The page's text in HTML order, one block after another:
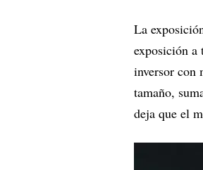
La
exposición a
inversor con
tamaño,
deja que el